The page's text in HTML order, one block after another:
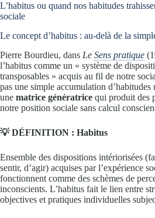
L’habitus ou quand nos habitudes
sociale
Le concept d’habitus : au-delà de la
Pierre Bourdieu, dans Le Sens pratique
l’habitus comme un « système de
transposables » acquis au fil de notre
pas une simple accumulation d’habitudes
une matrice génératrice qui produit des
notre position sociale sans calcul
💡 DÉFINITION : Habitus
Ensemble des dispositions intériorisées
sentir, d’agir) acquises par l’expérience
fonctionnent comme des schèmes de
inconscients. L’habitus fait le lien entre
objectives et pratiques individuelles